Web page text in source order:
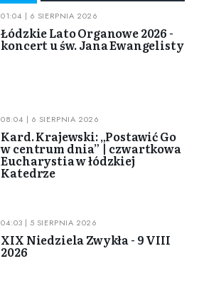
01:04 | 6 SIERPNIA 2026
Łódzkie Lato Organowe 2026 -
koncert u św. Jana Ewangelisty
08:04 | 6 SIERPNIA 2026
Kard. Krajewski: „Postawić Go
w centrum dnia” | czwartkowa
Eucharystia w łódzkiej
Katedrze
04:03 | 5 SIERPNIA 2026
XIX Niedziela Zwykła - 9 VIII
2026